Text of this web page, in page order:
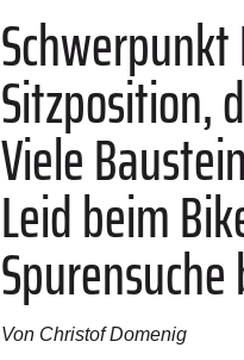
Sitzposition,
Viele
Leid beim
Von Christof Domenig